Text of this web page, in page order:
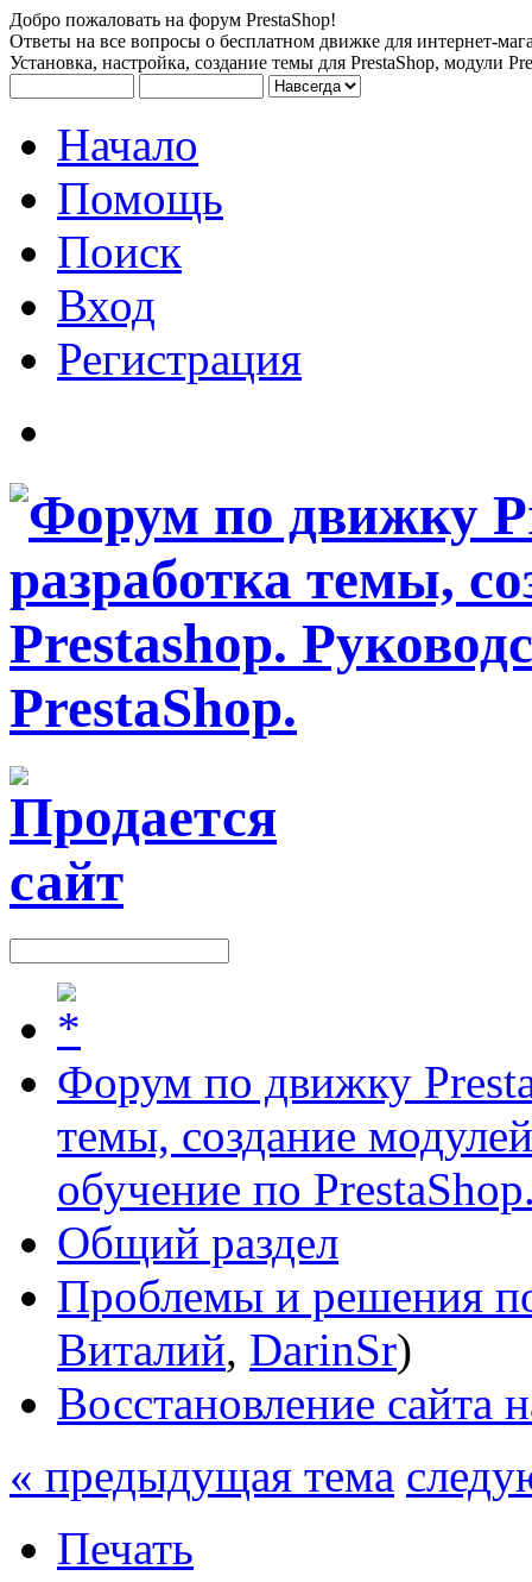
Добро пожаловать на форум PrestaShop!
Ответы на все вопросы о бесплатном движке для интернет-
Установка, настройка, создание темы для PrestaShop, модули
Начало
Помощь
Поиск
Вход
Регистрация
Форум по движку
темы, создание
обучение по
Общий раздел
Проблемы и решения
Виталий, DarinSr)
Восстановление сайта
« предыдущая тема
Печать